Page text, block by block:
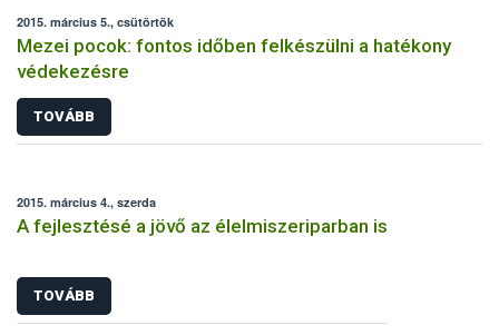
2015. március 5., csütörtök
Mezei pocok: fontos időben felkészülni a hatékony
védekezésre
TOVÁBB
2015. március 4., szerda
A fejlesztésé a jövő az élelmiszeriparban is
TOVÁBB